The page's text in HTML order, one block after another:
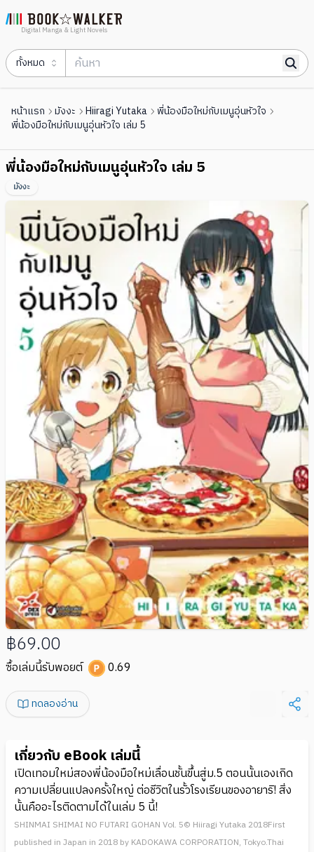
Digital Manga & Light Novels
ทั้งหมด
หน้าแรก มังงะ Hiiragi Yutaka
พี่น้องมือใหม่กับเมนูอุ่นหัวใจ
พี่น้องมือใหม่กับเมนูอุ่นหัวใจ เล่ม 5
พี่น้องมือใหม่กับเมนูอุ่นหัวใจ เล่ม 5
มังงะ
฿69.00
ซื้อเล่มนี้รับพอยต์ 0.69
ทดลองอ่าน
เกี่ยวกับ eBook เล่มนี้
เปิดเทอมใหม่สองพี่น้องมือใหม่เลื่อนชั้นขึ้นสู่ม.5 ตอนนั้นเองเกิด
ความเปลี่ยนแปลงครั้งใหญ่ ต่อชีวิตในรั้วโรงเรียนของอายาริ! สิ่ง
นั้นคืออะไรติดตามได้ในเล่ม 5 นี้!
SHINMAI SHIMAI NO FUTARI GOHAN Vol. 5© Hiiragi Yutaka 2018First
published in Japan in 2018 by KADOKAWA CORPORATION, Tokyo.Thai